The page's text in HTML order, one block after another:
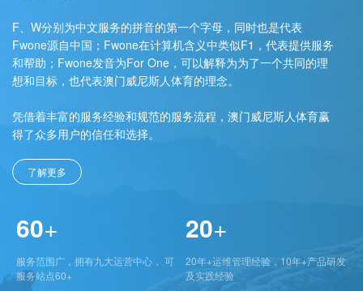
F、W分别为中文服务的拼音的第一个字母，同时也是代表
Fwone源自中国；Fwone在计算机含义中类似F1，代表提供服务
和帮助；Fwone发音为For One，可以解释为为了一个共同的理
想和目标，也代表澳门威尼斯人体育的理念。
凭借着丰富的服务经验和规范的服务流程，澳门威尼斯人体育赢
得了众多用户的信任和选择。
了解更多
60+
服务范围广，拥有九大运营中心， 可
服务站点60+
20+
20年+运维管理经验，10年+产品研发
及实践经验